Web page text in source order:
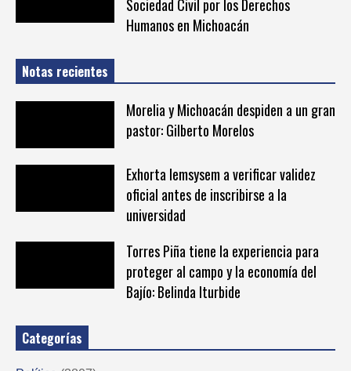
Sociedad Civil por los Derechos
Humanos en Michoacán
Notas recientes
Morelia y Michoacán despiden a un gran
pastor: Gilberto Morelos
Exhorta Iemsysem a verificar validez
oficial antes de inscribirse a la
universidad
Torres Piña tiene la experiencia para
proteger al campo y la economía del
Bajío: Belinda Iturbide
Categorías